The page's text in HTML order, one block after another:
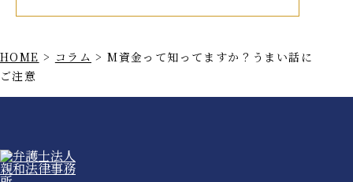
HOME > コラム >M資金って知ってますか？うまい話に
ご注意